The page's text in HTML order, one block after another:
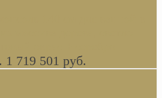
массива дерева, светло
окрас + серебро
1 719 501 руб.